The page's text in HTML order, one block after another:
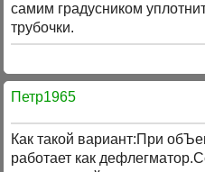
самим градусником
трубочки.
Петр1965
Как такой вариант:При
работает как